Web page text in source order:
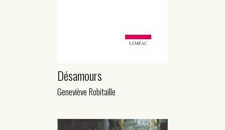
Désamours
Geneviève Robitaille